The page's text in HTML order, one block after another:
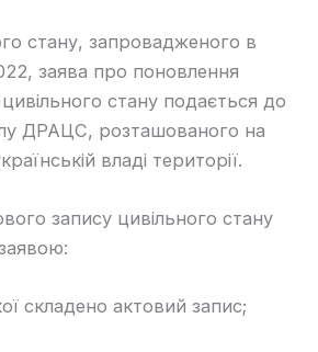
стану, запровадженого в
заява про поновлення
стану подається до
ДРАЦС, розташованого на
владі території.
запису цивільного стану
складено актовий запис;